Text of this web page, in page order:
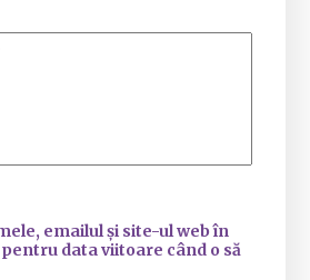
emailul și site-ul web în
data viitoare când o să